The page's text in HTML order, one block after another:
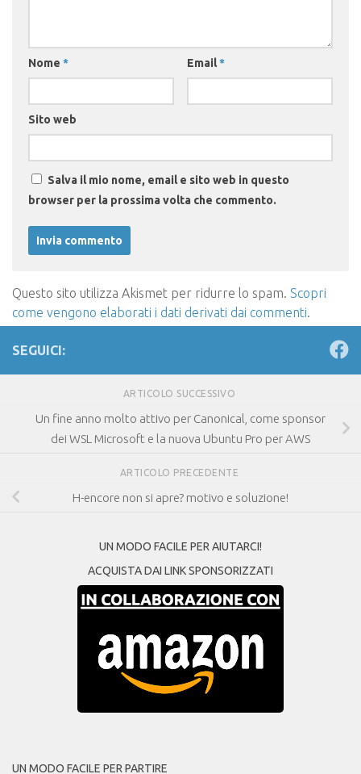
Nome * Email*
Sito web
Salva il mio nome, email e sito web in questo
browser per la prossima volta che commento.
Questo sito utilizza Akismet per ridurre lo spam. Scopri
come vengono elaborati i dati derivati dai commenti.
SEGUICI:
ARTICOLO SUCCESSIVO
Un fine anno molto attivo per Canonical, come sponsor
dei WSL Microsoft e la nuova Ubuntu Pro per AWS
ARTICOLO PRECEDENTE
H-encore non si apre? motivo e soluzione!
UN MODO FACILE PER AIUTARCI!
ACQUISTA DAI LINK SPONSORIZZATI
UN MODO FACILE PER PARTIRE